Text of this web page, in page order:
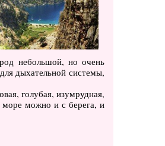
небольшой, но очень
дыхательной системы,
голубая, изумрудная,
море можно и с берега, и